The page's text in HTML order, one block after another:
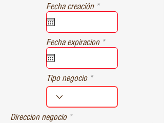
Fecha creación *r
e
u
i
d
Fecha expiracion *r
e
u
r
d
Tipo negocio
Direccion negocio